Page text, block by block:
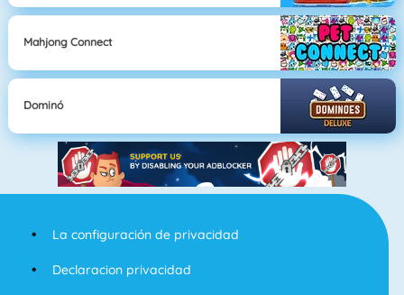
Mahjong Connect
Dominó
La configuración de privacidad
Declaracion privacidad